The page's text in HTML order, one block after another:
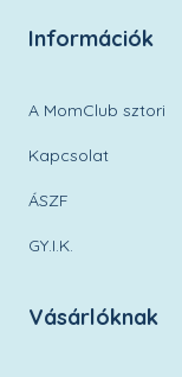
Információk
A MomClub sztori
Kapcsolat
ÁSZF
GY.I.K.
Vásárlóknak